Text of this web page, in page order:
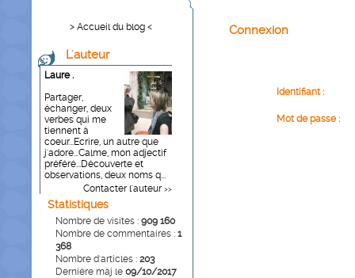
> Accueil du blog <
L'auteur
Laure .
Partager,
échanger, deux
verbes qui me
tiennent à
coeur...Ecrire, un autre que
j'adore...Calme, mon adjectif
préféré...Découverte et
observations, deux noms q...
Contacter l'auteur >>
Statistiques
Nombre de visites : 909 160
Nombre de commentaires : 1
368
Nombre d'articles : 203
Dernière màj le 09/10/2017
Connexion
Identifiant :
Mot de passe :